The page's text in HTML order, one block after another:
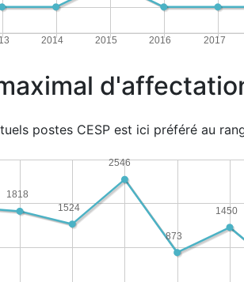
2014 2015 2016 2017
postes CESP est ici préféré au
1450
873
2546
1524
1818